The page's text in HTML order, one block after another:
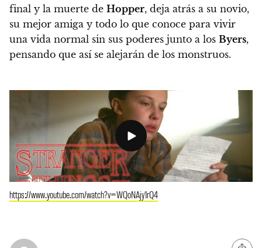
final y la muerte de Hopper, deja atrás a su novio,
su mejor amiga y todo lo que conoce para vivir
una vida normal sin sus poderes junto a los Byers,
pensando que así se alejarán de los monstruos.
https://www.youtube.com/watch?v=WQoNAjy1rQ4